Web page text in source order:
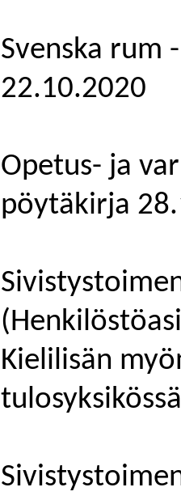
Svenska rum
22.10.2020
Opetus- ja
pöytäkirja
Kielilisän